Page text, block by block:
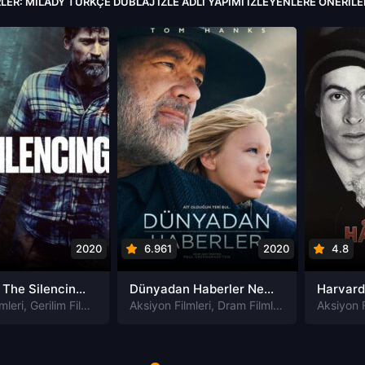
2020
Susturma The Silencing izle
, Gerilim Filmleri Gizem Filmleri,Suç Filmleri
6.961 2020
Dünyadan Haberler News of the World izle
Aksiyon Filmleri, Dram Filmleri Macera
4.8
Aksiyon